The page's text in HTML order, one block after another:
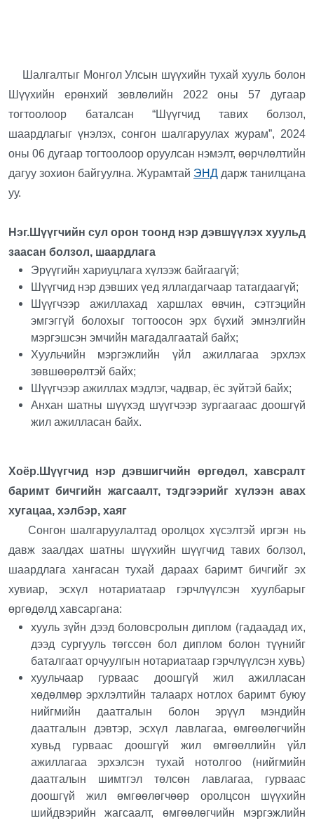
Шалгалтыг Монгол Улсын шүүхийн тухай хууль болон
Шүүхийн ерөнхий зөвлөлийн 2022 оны 57 дугаар
тогтоолоор баталсан “Шүүгчид тавих болзол,
шаардлагыг үнэлэх, сонгон шалгаруулах журам”, 2024
оны 06 дугаар тогтоолоор оруулсан нэмэлт, өөрчлөлтийн
дагуу зохион байгуулна. Журамтай ЭНД дарж танилцана
уу.
Нэг.Шүүгчийн сул орон тоонд нэр дэвшүүлэх хуульд
заасан болзол, шаардлага
Эрүүгийн хариуцлага хүлээж байгаагүй;
Шүүгчид нэр дэвших үед яллагдагчаар татагдаагүй;
Шүүгчээр ажиллахад харшлах өвчин, сэтгэцийн
эмгэггүй болохыг тогтоосон эрх бүхий эмнэлгийн
мэргэшсэн эмчийн магадалгаатай байх;
Хуульчийн мэргэжлийн үйл ажиллагаа эрхлэх
зөвшөөрөлтэй байх;
Шүүгчээр ажиллах мэдлэг, чадвар, ёс зүйтэй байх;
Анхан шатны шүүхэд шүүгчээр зургаагаас доошгүй
жил ажилласан байх.
Хоёр.Шүүгчид нэр дэвшигчийн өргөдөл, хавсралт
баримт бичгийн жагсаалт, тэдгээрийг хүлээн авах
хугацаа, хэлбэр, хаяг
Сонгон шалгаруулалтад оролцох хүсэлтэй иргэн нь
давж заалдах шатны шүүхийн шүүгчид тавих болзол,
шаардлага хангасан тухай дараах баримт бичгийг эх
хувиар, эсхүл нотариатаар гэрчлүүлсэн хуулбарыг
өргөдөлд хавсаргана:
хууль зүйн дээд боловсролын диплом (гадаадад их,
дээд сургууль төгссөн бол диплом болон түүнийг
баталгаат орчуулгын нотариатаар гэрчлүүлсэн хувь)
хуульчаар гурваас доошгүй жил ажилласан
хөдөлмөр эрхлэлтийн талаарх нотлох баримт буюу
нийгмийн даатгалын болон эрүүл мэндийн
даатгалын дэвтэр, эсхүл лавлагаа, өмгөөлөгчийн
хувьд гурваас доошгүй жил өмгөөллийн үйл
ажиллагаа эрхэлсэн тухай нотолгоо (нийгмийн
даатгалын шимтгэл төлсөн лавлагаа, гурваас
доошгүй жил өмгөөлөгчөөр оролцсон шүүхийн
шийдвэрийн жагсаалт, өмгөөлөгчийн мэргэжлийн